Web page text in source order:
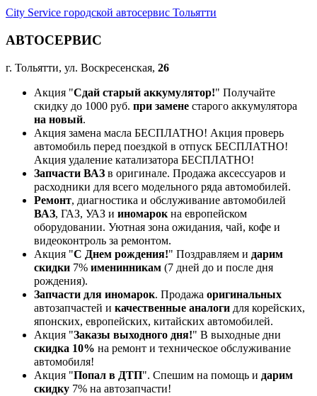
City Service городской автосервис Тольятти
АВТОСЕРВИС
г. Тольятти, ул. Воскресенская, 26
Акция "Сдай старый аккумулятор!" Получайте
скидку до 1000 руб. при замене старого аккумулятора
на новый.
Акция замена масла БЕСПЛАТНО! Акция проверь
автомобиль перед поездкой в отпуск БЕСПЛАТНО!
Акция удаление катализатора БЕСПЛАТНО!
Запчасти ВАЗ в оригинале. Продажа аксессуаров и
расходники для всего модельного ряда автомобилей.
Ремонт, диагностика и обслуживание автомобилей
ВАЗ, ГАЗ, УАЗ и иномарокна европейском
оборудовании. Уютная зона ожидания, чай, кофе и
видеоконтроль за ремонтом.
Акция "С Днем рождения!" Поздравляем и дарим
скидки 7% именинникам (7 дней до и после дня
рождения).
Запчасти для иномарок. Продажа оригинальных
автозапчастей и качественные аналоги для корейских,
японских, европейских, китайских автомобилей.
Акция "Заказы выходного дня!" В выходные дни
скидка 10% на ремонт и техническое обслуживание
автомобиля!
Акция "Попал в ДТП". Спешим на помощь и дарим
скидку 7% на автозапчасти!